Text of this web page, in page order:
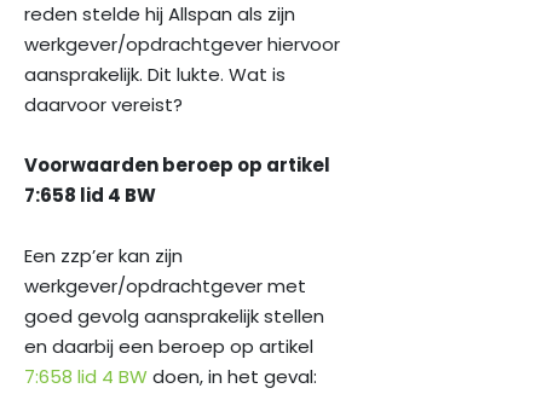
reden stelde hij Allspan als zijn
werkgever/opdrachtgever hiervoor
aansprakelijk. Dit lukte. Wat is
daarvoor vereist?
Voorwaarden beroep op artikel
7:658 lid 4 BW
Een zzp’er kan zijn
werkgever/opdrachtgever met
goed gevolg aansprakelijk stellen
en daarbij een beroep op artikel
7:658 lid 4 BWdoen, in het geval: